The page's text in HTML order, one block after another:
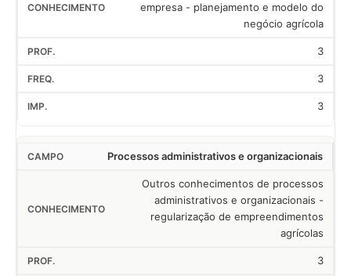
empresa - planejamento e modelo do
negócio agrícola
3
3
3
Processos administrativos e organizacionais
Outros conhecimentos de processos
administrativos e organizacionais -
regularização de empreendimentos
agrícolas
3